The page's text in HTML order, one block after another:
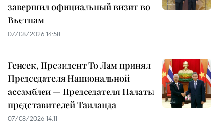
завершил официальный визит во
Вьетнам
07/08/2026 14:58
Генсек, Президент То Лам принял
Председателя Национальной
ассамблеи — Председателя Палаты
представителей Таиланда
07/08/2026 14:11